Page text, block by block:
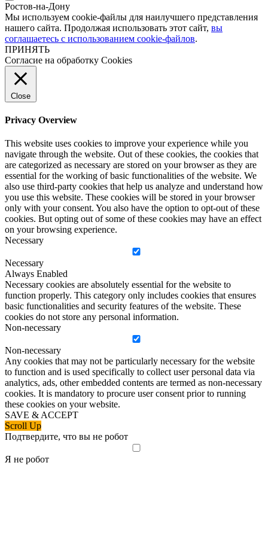
Ростов-на-Дону
Мы используем cookie-файлы для наилучшего представления
нашего сайта. Продолжая использовать этот сайт, вы
соглашаетесь с использованием cookie-файлов.
ПРИНЯТЬ
Согласие на обработку Cookies
Close
Privacy Overview
This website uses cookies to improve your experience while you
navigate through the website. Out of these cookies, the cookies that
are categorized as necessary are stored on your browser as they are
essential for the working of basic functionalities of the website. We
also use third-party cookies that help us analyze and understand how
you use this website. These cookies will be stored in your browser
only with your consent. You also have the option to opt-out of these
cookies. But opting out of some of these cookies may have an effect
on your browsing experience.
Necessary
Necessary
Always Enabled
Necessary cookies are absolutely essential for the website to
function properly. This category only includes cookies that ensures
basic functionalities and security features of the website. These
cookies do not store any personal information.
Non-necessary
Non-necessary
Any cookies that may not be particularly necessary for the website
to function and is used specifically to collect user personal data via
analytics, ads, other embedded contents are termed as non-necessary
cookies. It is mandatory to procure user consent prior to running
these cookies on your website.
SAVE & ACCEPT
Scroll Up
Подтвердите, что вы не робот
Я не робот